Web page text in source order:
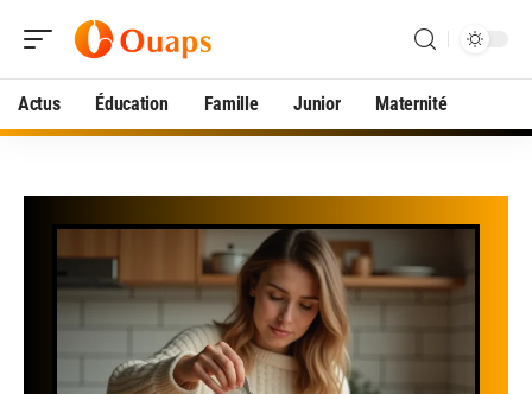
Actus Éducation Famille Junior Maternité